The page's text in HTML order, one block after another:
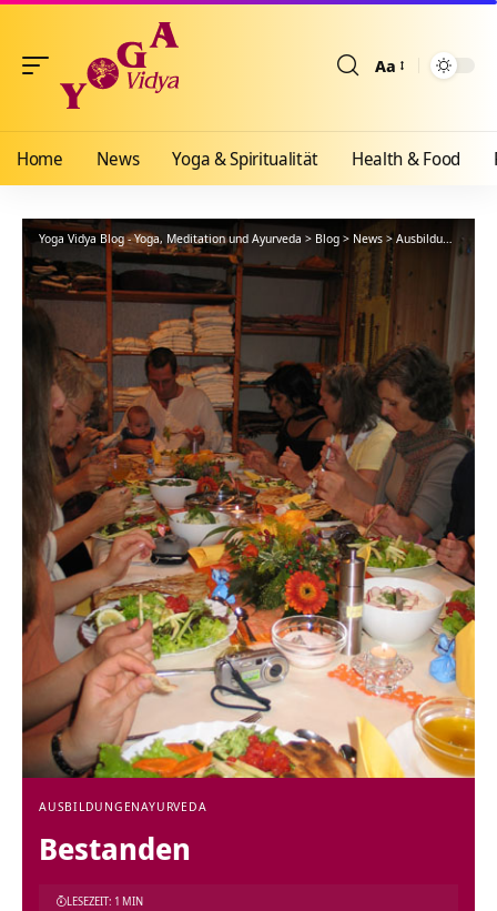
Aa
Home News Yoga & Spiritualität Health & Food
Yoga Vidya Blog - Yoga, Meditation und Ayurveda > Blog > News >Ausbildungen
AUSBILDUNGENAYURVEDA
Bestanden
LESEZEIT: 1 MIN